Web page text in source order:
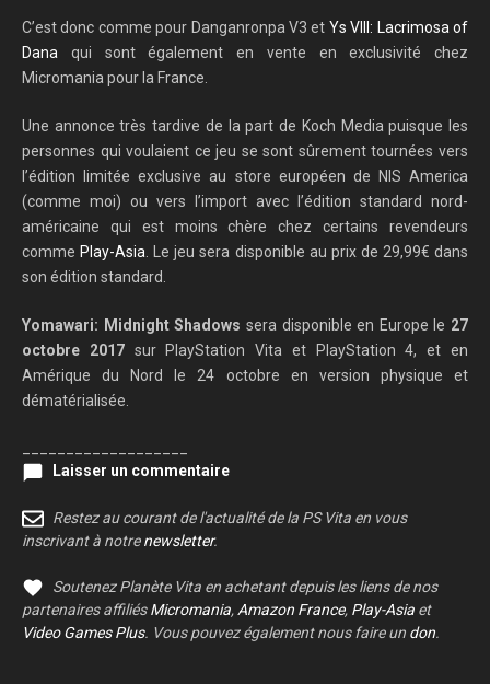
C’est donc comme pour Danganronpa V3 et Ys VIII: Lacrimosa of
Dana qui sont également en vente en exclusivité chez
Micromania pour la France.
Une annonce très tardive de la part de Koch Media puisque les
personnes qui voulaient ce jeu se sont sûrement tournées vers
l’édition limitée exclusive au store européen de NIS America
(comme moi) ou vers l’import avec l’édition standard nord-
américaine qui est moins chère chez certains revendeurs
comme Play-Asia. Le jeu sera disponible au prix de 29,99€ dans
son édition standard.
Yomawari: Midnight Shadows sera disponible en Europe le 27
octobre 2017sur PlayStation Vita et PlayStation 4, et en
Amérique du Nord le 24 octobre en version physique et
dématérialisée.
Laisser un commentaire
Restez au courant de l'actualité de la PS Vita en vous
inscrivant à notrenewsletter.
Soutenez Planète Vita en achetant depuis les liens de nos
partenaires affiliésMicromania,Amazon France, Play-Asia et
Video Games Plus. Vous pouvez également nous faire un don.